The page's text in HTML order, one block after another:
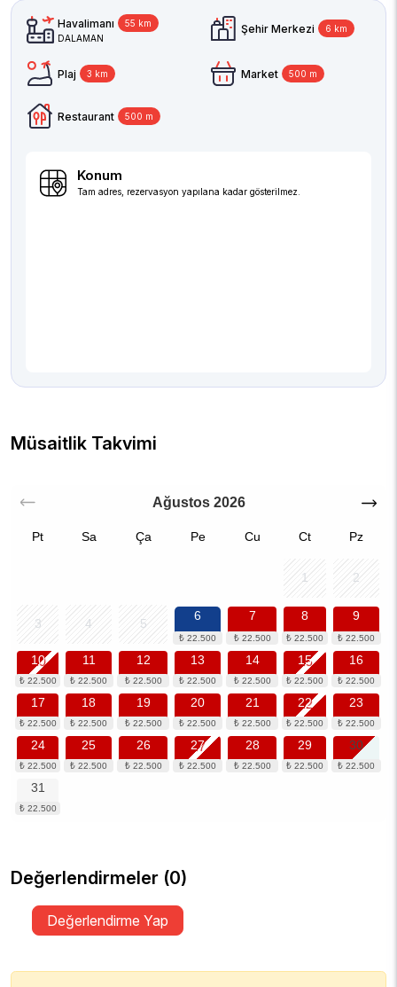
Havalimanı
55 km
DALAMAN
Şehir Merkezi 6 km
Plaj 3 km Market 500 m
Restaurant 500 m
Konum
Tam adres, rezervasyon yapılana kadar gösterilmez.
Müsaitlik Takvimi
Ağustos 2026
Pt Sa Ça Pe Cu Ct Pz
1 2
3 4 5
6 7 8 9
10 11 12 13 14 15 16
17 18 19 20 21 22 23
24 25 26 27 28 29 30
31
Değerlendirmeler (0)
Değerlendirme Yap